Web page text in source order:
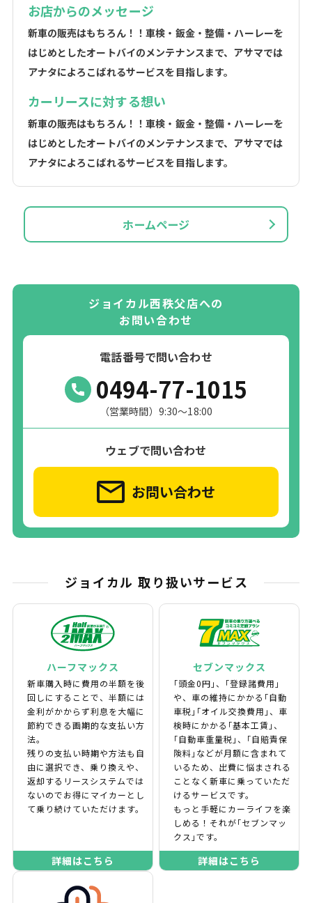
ホームページ
お店からのメッセージ
新車の販売はもちろん！！車検・鈑金・整備・ハーレーを
はじめとしたオートバイのメンテナンスまで、アサマでは
アナタによろこばれるサービスを目指します。
カーリースに対する想い
新車の販売はもちろん！！車検・鈑金・整備・ハーレーを
はじめとしたオートバイのメンテナンスまで、アサマでは
アナタによろこばれるサービスを目指します。
ジョイカル西秩父店への
お問い合わせ
電話番号で問い合わせ
0494-77-1015
（営業時間）9:30～18:00
ウェブで問い合わせ
お問い合わせ
ジョイカル 取り扱いサービス
ハーフマックス
新車購入時に費用の半額を後
回しにすることで、半額には
金利がかからず利息を大幅に
節約できる画期的な支払い方
法。
残りの支払い時期や方法も自
由に選択でき、乗り換えや、
返却するリースシステムでは
ないのでお得にマイカーとし
て乗り続けていただけます。
詳細はこちら
セブンマックス
｢頭金0円｣、｢登録諸費用｣
や、車の維持にかかる｢自動
車税｣｢オイル交換費用｣、車
検時にかかる｢基本工賃｣、
｢自動車重量税｣、｢自賠責保
険料｣などが月額に含まれて
いるため、出費に悩まされる
ことなく新車に乗っていただ
けるサービスです。
もっと手軽にカーライフを楽
しめる！それが｢セブンマッ
クス｣です。
詳細はこちら